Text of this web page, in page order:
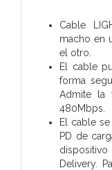
Cable
macho en
el otro.
El cable
forma
Admite la
480Mbps.
El cable
PD de
Delivery.